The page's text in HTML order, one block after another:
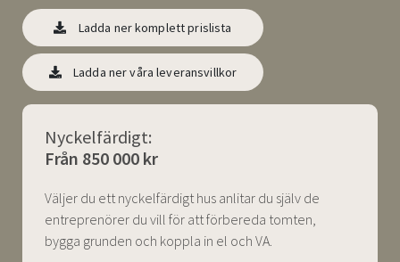
Ladda ner komplett prislista
Ladda ner våra leveransvillkor
Nyckelfärdigt:
Från 850 000 kr
Väljer du ett nyckelfärdigt hus anlitar du själv de
entreprenörer du vill för att förbereda tomten,
bygga grunden och koppla in el och VA.